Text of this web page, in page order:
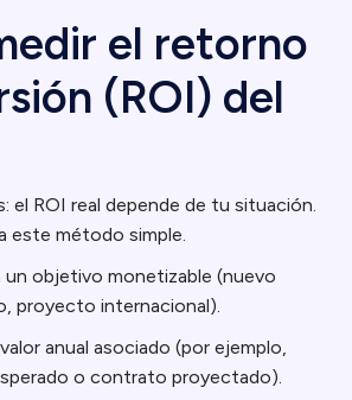
el retorno
(ROI) del
el ROI real depende de tu situación.
este método simple.
objetivo monetizable (nuevo
proyecto internacional).
anual asociado (por ejemplo,
o contrato proyectado).